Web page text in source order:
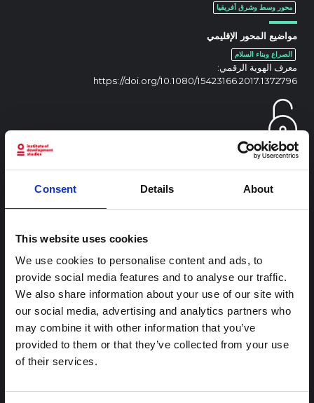
Consent Details About
This website uses cookies
We use cookies to personalise content and ads, to
provide social media features and to analyse our traffic.
We also share information about your use of our site with
our social media, advertising and analytics partners who
may combine it with other information that you’ve
provided to them or that they’ve collected from your use
of their services.
محور وسط وشرق أفريقيا
مواضيع المحور الإقليمي
الصراع وبناء السلام
معرف الهوية الرقمي:
https://doi.org/10.1080/15423166.2017.1372796
محتوى ذو صلة
ملاحظة سياقية: ممارسات الجنازة في إيتوري
هذه المذكرة هي الثانية التي ينتجها "التجمع من أجل إيتوري"، وهي
شبكة غير رسمية يقودها بشكل أساسي علماء اجتماعيون يقدمون
معلومات سياقية للاستجابة لتفشي إيبولا بونديبوغيو في إيتوري،
شرق جمهورية الكونغو الديمقراطية. توسع هذه المذكرة في ...
هال للعلوم المفتوحة
2026